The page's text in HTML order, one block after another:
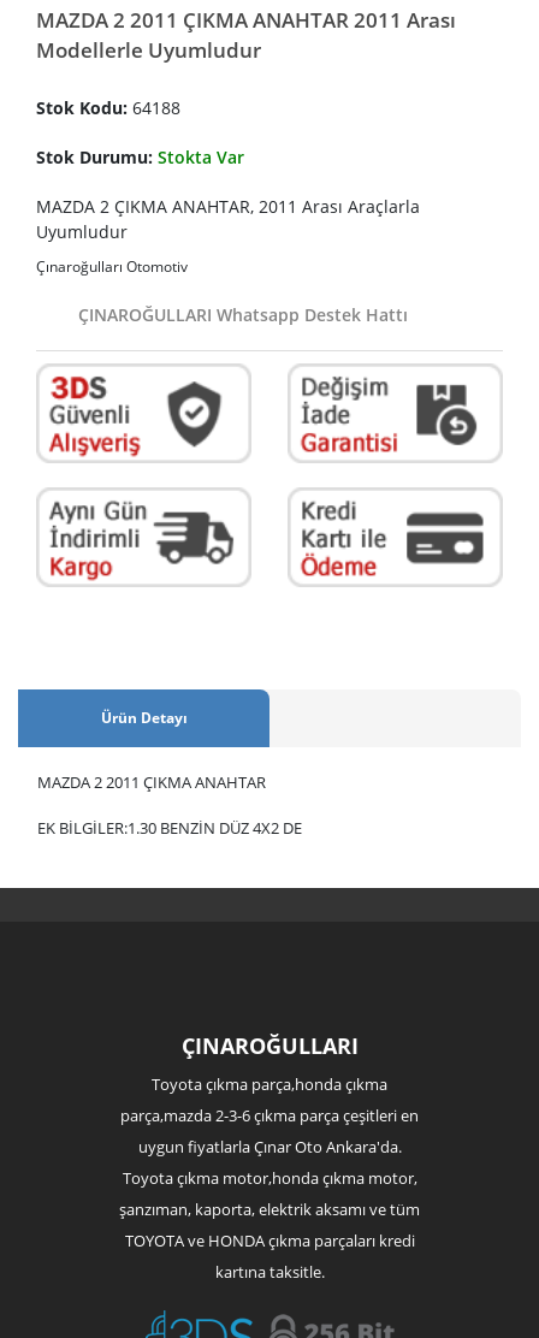
MAZDA 2 2011 ÇIKMA ANAHTAR 2011 Arası
Modellerle Uyumludur
Stok Kodu: 64188
Stok Durumu: Stokta Var
MAZDA 2 ÇIKMA ANAHTAR, 2011 Arası Araçlarla
Uyumludur
Çınaroğulları Otomotiv
ÇINAROĞULLARI Whatsapp Destek Hattı
Ürün Detayı
MAZDA 2 2011 ÇIKMA ANAHTAR
EK BİLGİLER:1.30 BENZİN DÜZ 4X2 DE
ÇINAROĞULLARI
Toyota çıkma parça,honda çıkma
parça,mazda 2-3-6 çıkma parça çeşitleri en
uygun fiyatlarla Çınar Oto Ankara'da.
Toyota çıkma motor,honda çıkma motor,
şanzıman, kaporta, elektrik aksamı ve tüm
TOYOTA ve HONDA çıkma parçaları kredi
kartına taksitle.